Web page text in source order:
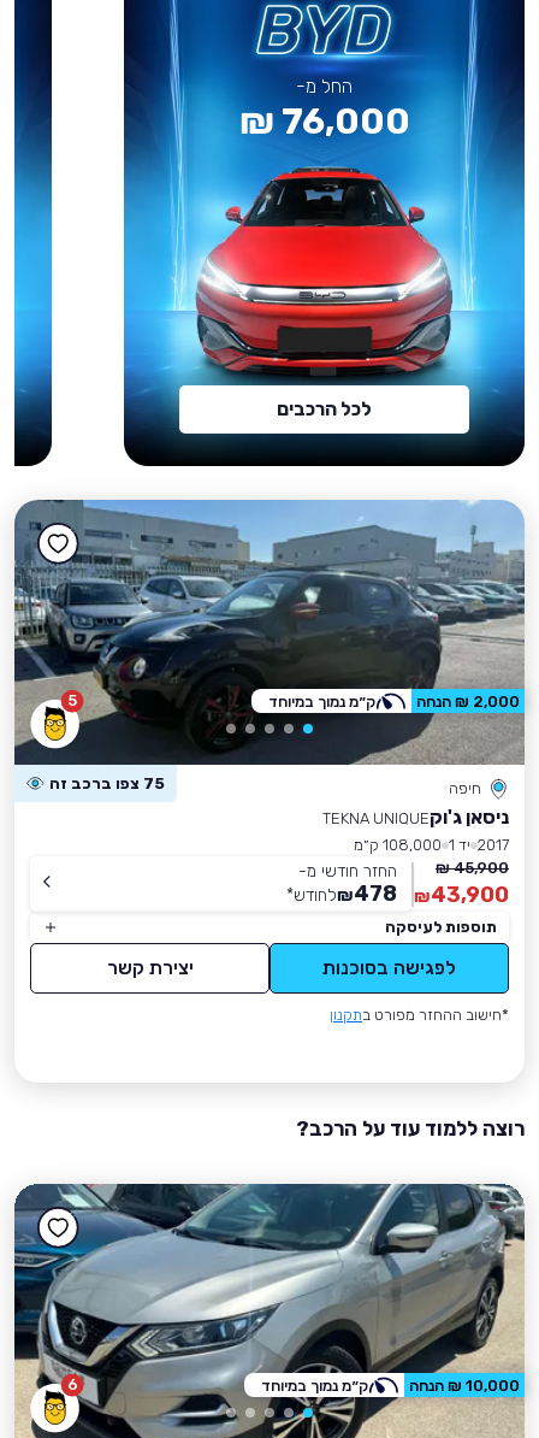
החל מ-
76,000 ₪
לכל הרכבים
5
חיפה 75 צפו ברכב זה
ניסאן ג'וקTEKNA UNIQUE
2017 יד 1
108,000 ק״מ
45,900 ₪
43,900
₪
החזר חודשי מ-
478
₪לחודש*
תוספות לעיסקה
לפגישה בסוכנות יצירת קשר
*חישוב ההחזר מפורט בתקנון
2,000 ₪ הנחה ק״מ נמוך במיוחד
רוצה ללמוד עוד על הרכב?
6 10,000 ₪ הנחה ק״מ נמוך במיוחד